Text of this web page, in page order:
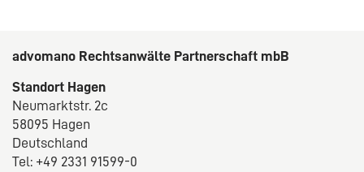
advomano Rechtsanwälte Partnerschaft mbB
Standort Hagen
Neumarktstr. 2c
58095 Hagen
Deutschland
Tel: +49 2331 91599-0